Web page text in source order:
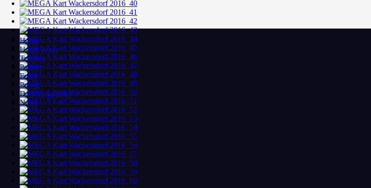
Home
Unser Team
Termine
Partner
Fotos
Presse
DAI-Mega-Euro
News